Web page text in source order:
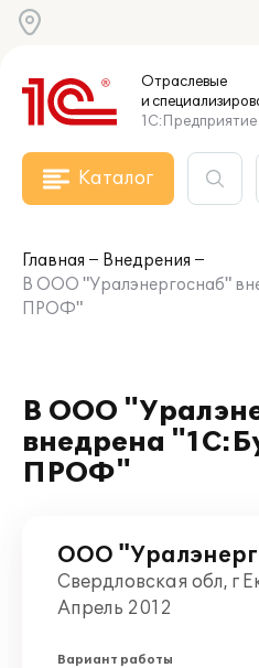
Отраслевые
и
1С:Предприятие
Каталог
Главная
Внедрения
В ООО "Уралэнергоснаб"
ПРОФ"
В ООО
внедрена
ПРОФ"
ООО
Свердловская обл, г
Апрель 2012
Вариант работы